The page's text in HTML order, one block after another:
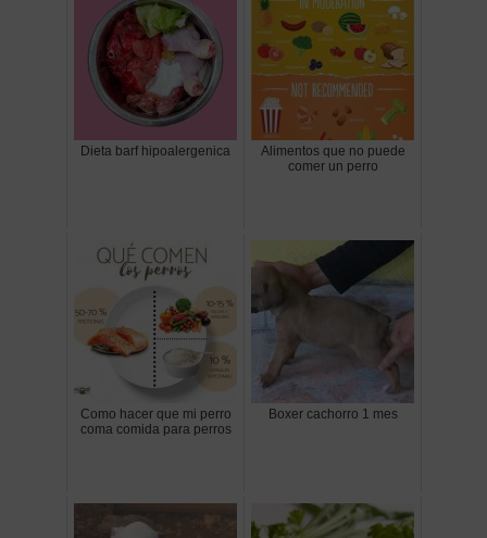
Dieta barf hipoalergenica
Alimentos que no puede
comer un perro
Como hacer que mi perro
coma comida para perros
Boxer cachorro 1 mes